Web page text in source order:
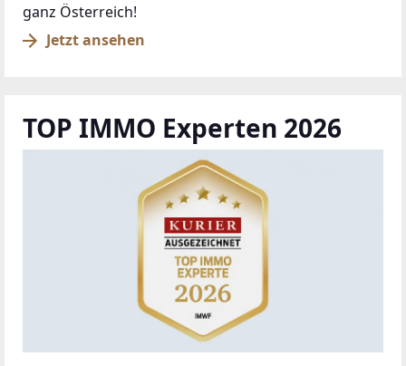
ganz Österreich!
Jetzt ansehen
TOP IMMO Experten 2026